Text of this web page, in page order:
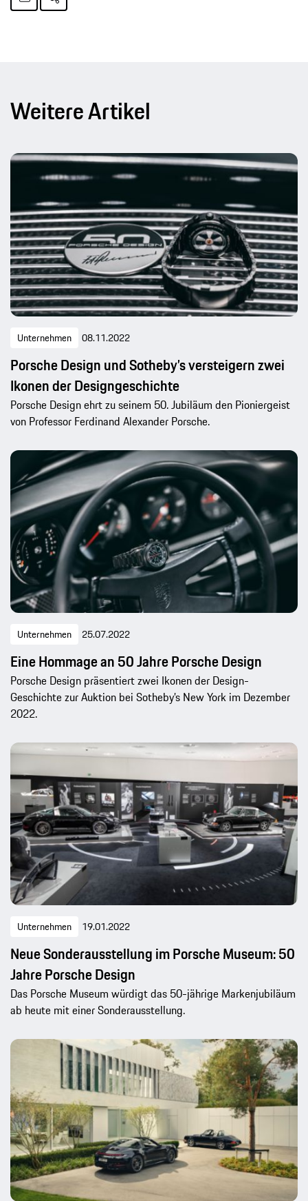
Weitere Artikel
Unternehmen 08.11.2022
Porsche Design und Sotheby’s versteigern zwei
Ikonen der Designgeschichte
Porsche Design ehrt zu seinem 50. Jubiläum den Pioniergeist
von Professor Ferdinand Alexander Porsche.
Unternehmen 25.07.2022
Eine Hommage an 50 Jahre Porsche Design
Porsche Design präsentiert zwei Ikonen der Design-
Geschichte zur Auktion bei Sotheby’s New York im Dezember
2022.
Unternehmen 19.01.2022
Neue Sonderausstellung im Porsche Museum: 50
Jahre Porsche Design
Das Porsche Museum würdigt das 50-jährige Markenjubiläum
ab heute mit einer Sonderausstellung.